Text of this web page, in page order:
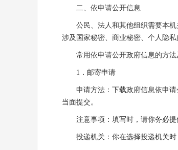
二、依申请公开信息
公民、法人和其他组织需要本机
涉及国家秘密、商业秘密、个人隐私
常用依申请公开政府信息的方法
1．邮寄申请
申请方法：下载政府信息依申请
当面提交。
注意事项：填写时，请你务必提
投递机关：你在选择投递机关时